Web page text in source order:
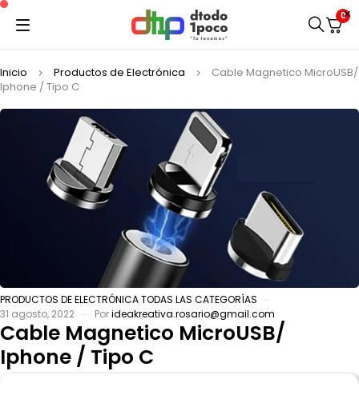
0
Inicio Productos de Electrónica
Cable Magnetico MicroUSB/
Iphone / Tipo C
PRODUCTOS DE ELECTRÓNICATODAS LAS CATEGORÍAS
31 agosto, 2022
Porideakreativa.rosario@gmail.com
Cable Magnetico MicroUSB/
Iphone / Tipo C